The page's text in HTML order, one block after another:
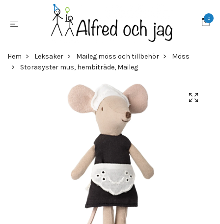
0
Hem Leksaker Maileg möss och tillbehör
Möss
Storasyster mus, hembiträde, Maileg